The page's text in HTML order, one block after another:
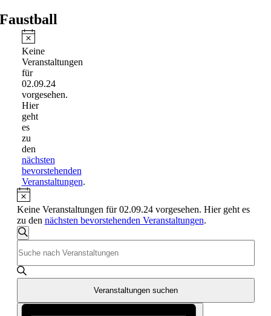
Faustball
Veranstaltungen
für
02.09.24
Hinweis
Keine
Veranstaltungen
für
02.09.24
vorgesehen.
Hier
geht
es
zu
den
nächsten
bevorstehenden
Veranstaltungen.
Hinweis
Keine Veranstaltungen für 02.09.24 vorgesehen. Hier geht es
zu den nächsten bevorstehenden Veranstaltungen.
Veranstaltungen
Suche
und
Ansichten,
Navigation
Suche
Schlüsselwort
eingeben.
Suche
Veranstaltungen
Schlüsselwort.
Veranstaltungen suchen
Veranstaltung